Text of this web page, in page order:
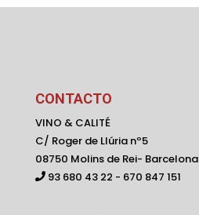
CONTACTO
VINO & CALITÉ
C/ Roger de Llúria nº5
08750 Molins de Rei- Barcelona
93 680 43 22 - 670 847 151